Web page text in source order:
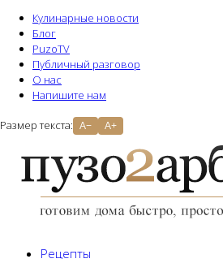
Кулинарные новости
Блог
PuzoTV
Публичный разговор
О нас
Напишите нам
Размер текста: A− A+
Рецепты